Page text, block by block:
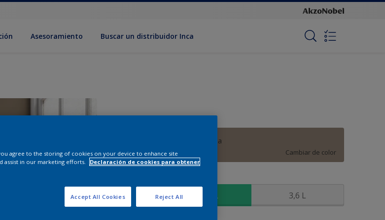
Asesoramiento Buscar un distribuidor Inca
Piedra Esculpida
Cambiar de color
900 ML 3,6 L
agree to the storing of cookies on your device to enhance site
assist in our marketing efforts.
Declaración de cookies para obtener
Reject All
Accept All Cookies